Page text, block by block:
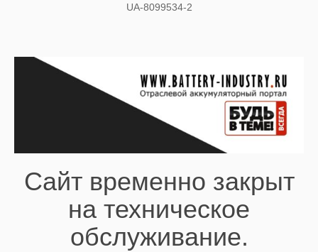
UA-8099534-2
Сайт временно закрыт
на техническое
обслуживание.